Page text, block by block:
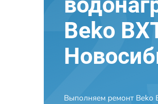
Beko
Выполняем ремонт Beko